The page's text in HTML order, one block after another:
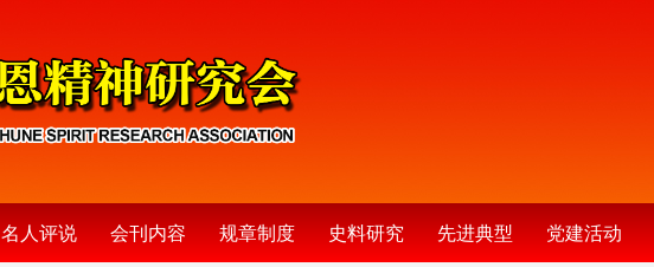
名人评说 会刊内容 规章制度 史料研究 先进典型 党建活动